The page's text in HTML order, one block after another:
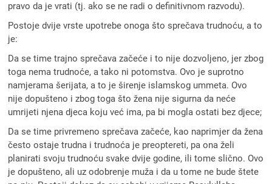
pravo da je vrati (tj. ako se ne radi o definitivnom razvodu).
Postoje dvije vrste upotrebe onoga što sprečava trudnoću, a to
je:
Da se time trajno sprečava začeće i to nije dozvoljeno, jer zbog
toga nema trudnoće, a tako ni potomstva. Ovo je suprotno
namjerama šerijata, a to je širenje islamskog ummeta. Ovo
nije dopušteno i zbog toga što žena nije sigurna da neće
umrijeti njena djeca koju već ima, pa bi mogla ostati bez djece;
Da se time privremeno sprečava začeće, kao naprimjer da žena
često ostaje trudna i trudnoća je preoptereti, pa ona želi
planirati svoju trudnoću svake dvije godine, ili tome slično. Ovo
je dopušteno, ali uz odobrenje muža i da u tome ne bude štete